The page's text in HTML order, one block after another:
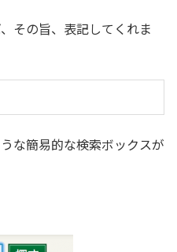
その旨、表記してくれま
な簡易的な検索ボックスが